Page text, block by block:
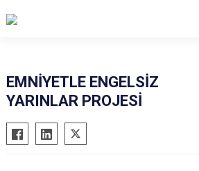
EMNİYETLE ENGELSİZ
YARINLAR PROJESİ